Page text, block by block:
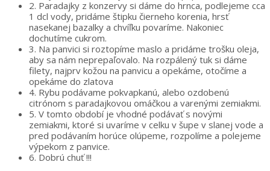
2. Paradajky z konzervy si dáme do hrnca, podlejeme cca
1 dcl vody, pridáme štipku čierneho korenia, hrsť
nasekanej bazalky a chvíľku povaríme. Nakoniec
dochutíme cukrom.
3. Na panvici si roztopíme maslo a pridáme trošku oleja,
aby sa nám neprepaľovalo. Na rozpálený tuk si dáme
filety, najprv kožou na panvicu a opekáme, otočíme a
opekáme do zlatova
4. Rybu podávame pokvapkanú, alebo ozdobenú
citrónom s paradajkovou omáčkou a varenými zemiakmi.
5. V tomto období je vhodné podávať s novými
zemiakmi, ktoré si uvaríme v celku v šupe v slanej vode a
pred podávaním horúce olúpeme, rozpolíme a polejeme
výpekom z panvice.
6. Dobrú chuť !!!